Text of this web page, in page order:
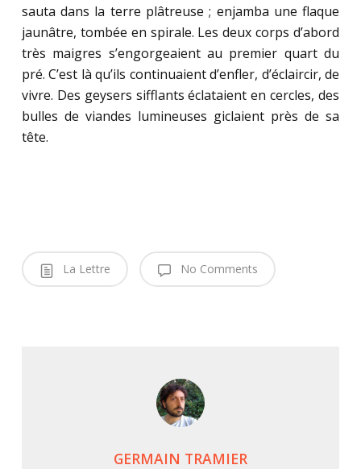
sauta dans la terre plâtreuse ; enjamba une flaque
jaunâtre, tombée en spirale. Les deux corps d’abord
très maigres s’engorgeaient au premier quart du
pré. C’est là qu’ils continuaient d’enfler, d’éclaircir, de
vivre. Des geysers sifflants éclataient en cercles, des
bulles de viandes lumineuses giclaient près de sa
tête.
La Lettre No Comments
GERMAIN TRAMIER